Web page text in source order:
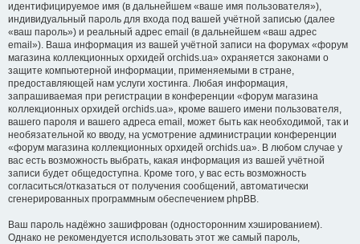
идентифицируемое имя (в дальнейшем «ваше имя пользователя»),
индивидуальный пароль для входа под вашей учётной записью (далее
«ваш пароль») и реальный адрес email (в дальнейшем «ваш адрес
email»). Ваша информация из вашей учётной записи на форумах «форум
магазина коллекционных орхидей orchids.ua» охраняется законами о
защите компьютерной информации, применяемыми в стране,
предоставляющей нам услуги хостинга. Любая информация,
запрашиваемая при регистрации в конференции «форум магазина
коллекционных орхидей orchids.ua», кроме вашего имени пользователя,
вашего пароля и вашего адреса email, может быть как необходимой, так и
необязательной ко вводу, на усмотрение администрации конференции
«форум магазина коллекционных орхидей orchids.ua». В любом случае у
вас есть возможность выбрать, какая информация из вашей учётной
записи будет общедоступна. Кроме того, у вас есть возможность
согласиться/отказаться от получения сообщений, автоматически
сгенерированных программным обеспечением phpBB.
Ваш пароль надёжно зашифрован (односторонним хэшированием).
Однако не рекомендуется использовать этот же самый пароль,